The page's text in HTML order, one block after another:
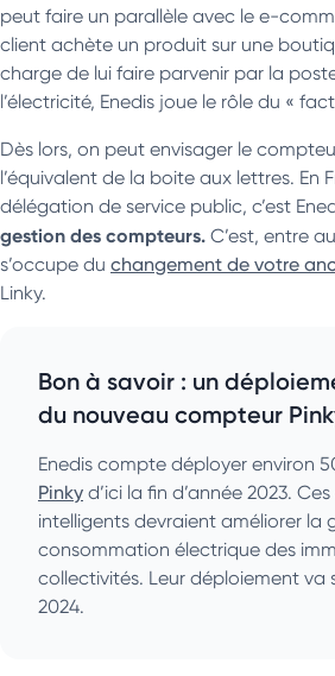
peut faire un parallèle avec le e-
client achète un produit sur une
charge de lui faire parvenir par la
l’électricité, Enedis joue le rôle du «
Dès lors, on peut envisager le
l’équivalent de la boite aux lettres. En
délégation de service public, c’est
gestion des compteurs. C’est, entre
s’occupe du changement de votre
Linky.
Bon à savoir : un
du nouveau compteur
Enedis compte déployer environ
Pinky d’ici la fin d’année 2023.
intelligents devraient améliorer la
consommation électrique des
collectivités. Leur déploiement va
2024.